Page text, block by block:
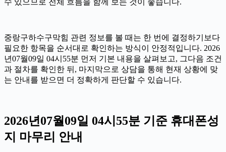
수 있으므로 전체 흐름을 함께 보는 것이 좋습니다.
중랑구하수구막힘 관련 정보를 볼 때는 한 번에 결정하기보다
필요한 항목을 순서대로 확인하는 방식이 안정적입니다. 2026
년07월09일 04시55분 먼저 기본 내용을 살펴보고, 그다음 조건
과 절차를 확인한 뒤, 마지막으로 상담을 통해 현재 상황에 맞
는 안내를 받으면 더 정확하게 판단할 수 있습니다.
2026년07월09일 04시55분 기준 휴대폰성
지 마무리 안내